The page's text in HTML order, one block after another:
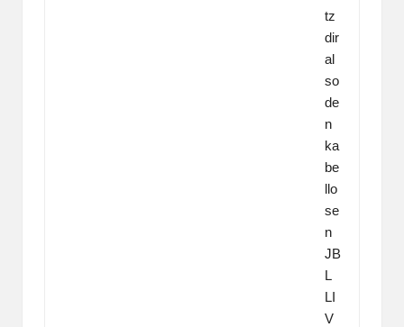
tz
dir
al
so
de
n
ka
be
llo
se
n
JB
L
LI
V